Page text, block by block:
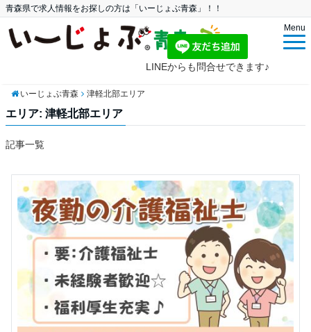
青森県で求人情報をお探しの方は「いーじょぶ青森」！！
Menu
LINEからも問合せできます♪
いーじょぶ青森 津軽北部エリア
エリア: 津軽北部エリア
記事一覧